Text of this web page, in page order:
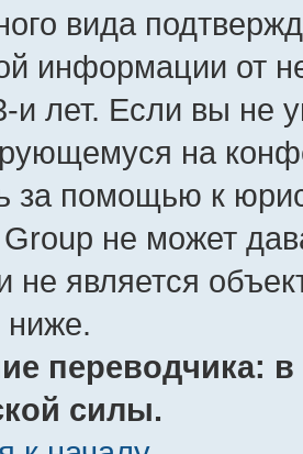
вида
информации от
лет. Если вы не
на
за помощью к
Group не может
не является
ниже.
переводчика:
силы.